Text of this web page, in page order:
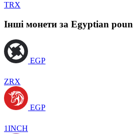
TRX
Інші монети за Egyptian
EGP
ZRX
EGP
1INCH